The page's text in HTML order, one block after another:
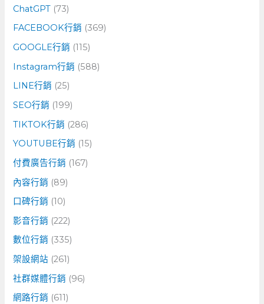
:ChatGPT (73)
FACEBOOK行銷 (369)
GOOGLE行銷 (115)
Instagram行銷 (588)
LINE行銷 (25)
SEO行銷 (199)
TIKTOK行銷 (286)
YOUTUBE行銷 (15)
付費廣告行銷 (167)
內容行銷 (89)
口碑行銷 (10)
影音行銷 (222)
數位行銷 (335)
架設網站 (261)
社群媒體行銷 (96)
網路行銷 (611)